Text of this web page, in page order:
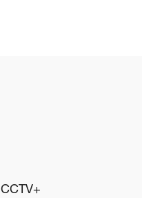
CCTV+